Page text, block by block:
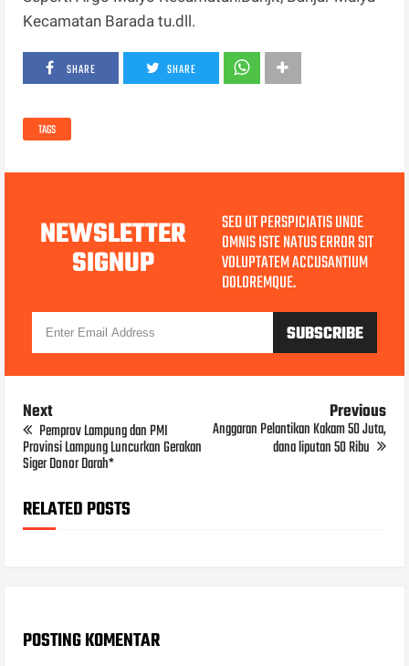
Kecamatan Barada tu.dll.
SHARE SHARE
TAGS
NEWSLETTER
SIGNUP
SED UT PERSPICIATIS UNDE
OMNIS ISTE NATUS ERROR SIT
VOLUPTATEM ACCUSANTIUM
DOLOREMQUE.
Next
Pemprov Lampung dan PMI
Provinsi Lampung Luncurkan Gerakan
Siger Donor Darah*
Previous
Anggaran Pelantikan Kakam 50 Juta,
dana liputan 50 Ribu
RELATED POSTS
POSTING KOMENTAR